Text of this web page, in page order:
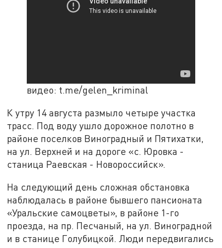
видео: t.me/gelen_kriminal
К утру 14 августа размыло четыре участка
трасс. Под воду ушло дорожное полотно в
районе поселков Виноградный и Пятихатки,
на ул. Верхней и на дороге «с. Юровка -
станица Раевская - Новороссийск».
На следующий день сложная обстановка
наблюдалась в районе бывшего пансионата
«Уральские самоцветы», в районе 1-го
проезда, на пр. Песчаный, на ул. Виноградной
и в станице Голубицкой. Люди передвигались